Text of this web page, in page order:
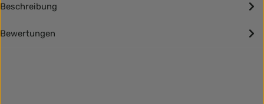
Beschreibung
Bewertungen